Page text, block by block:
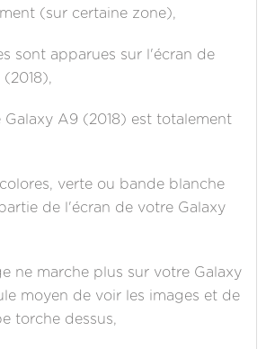
(sur certaine zone),
sont apparues sur l'écran de
Galaxy A9 (2018) est totalement
verte ou bande blanche
de l'écran de votre Galaxy
ne marche plus sur votre Galaxy
moyen de voir les images et de
torche dessus,